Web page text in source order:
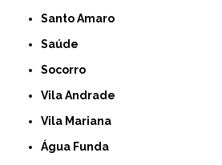
Santo Amaro
Saúde
Socorro
Vila Andrade
Vila Mariana
Água Funda